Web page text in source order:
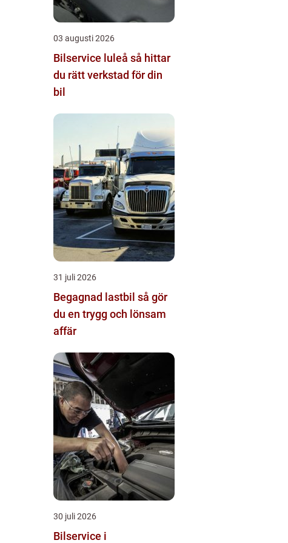
03 augusti 2026
Bilservice luleå så hittar
du rätt verkstad för din
bil
31 juli 2026
Begagnad lastbil så gör
du en trygg och lönsam
affär
30 juli 2026
Bilservice i